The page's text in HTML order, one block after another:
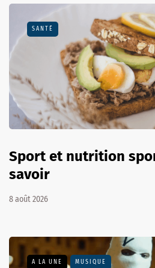
SANTÉ
Sport et nutrition
savoir
8 août 2026
A LA UNE MUSIQUE